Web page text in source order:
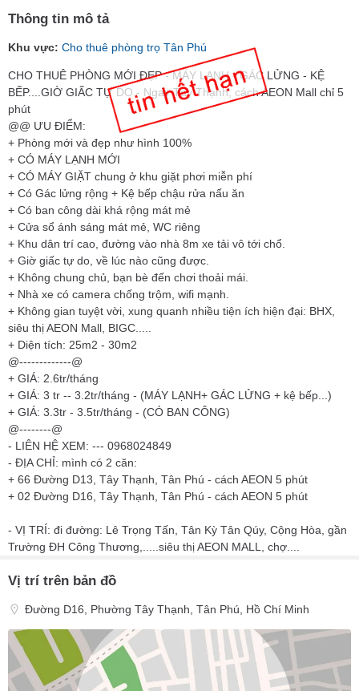
Thông tin mô tả
Khu vực: Cho thuê phòng trọ Tân Phú
CHO THUÊ PHÒNG MỚI ĐẸP - MÁY LẠNH - GÁC LỬNG - KỆ
BẾP....GIỜ GIẤC TỰ DO - Ngay Tây Thạnh, cách AEON Mall chỉ 5
phút
@@ ƯU ĐIỂM:
+ Phòng mới và đẹp như hình 100%
+ CÓ MÁY LẠNH MỚI
+ CÓ MÁY GIẶT chung ở khu giặt phơi miễn phí
+ Có Gác lửng rộng + Kệ bếp chậu rửa nấu ăn
+ Có ban công dài khá rộng mát mẻ
+ Cửa sổ ánh sáng mát mẻ, WC riêng
+ Khu dân trí cao, đường vào nhà 8m xe tải vô tới chổ.
+ Giờ giấc tự do, về lúc nào cũng được.
+ Không chung chủ, bạn bè đến chơi thoải mái.
+ Nhà xe có camera chống trộm, wifi mạnh.
+ Không gian tuyệt vời, xung quanh nhiều tiện ích hiện đại: BHX,
siêu thị AEON Mall, BIGC.....
+ Diện tích: 25m2 - 30m2
@-------------@
+ GIÁ: 2.6tr/tháng
+ GIÁ: 3 tr -- 3.2tr/tháng - (MÁY LẠNH+ GÁC LỬNG + kệ bếp...)
+ GIÁ: 3.3tr - 3.5tr/tháng - (CÓ BAN CÔNG)
@--------@
- LIÊN HỆ XEM: --- 0968024849
- ĐỊA CHỈ: mình có 2 căn:
+ 66 Đường D13, Tây Thạnh, Tân Phú - cách AEON 5 phút
+ 02 Đường D16, Tây Thạnh, Tân Phú - cách AEON 5 phút
- VỊ TRÍ: đi đường: Lê Trọng Tấn, Tân Kỳ Tân Qúy, Cộng Hòa, gần
Trường ĐH Công Thương,.....siêu thị AEON MALL, chợ....
Vị trí trên bản đồ
Đường D16, Phường Tây Thạnh, Tân Phú, Hồ Chí Minh